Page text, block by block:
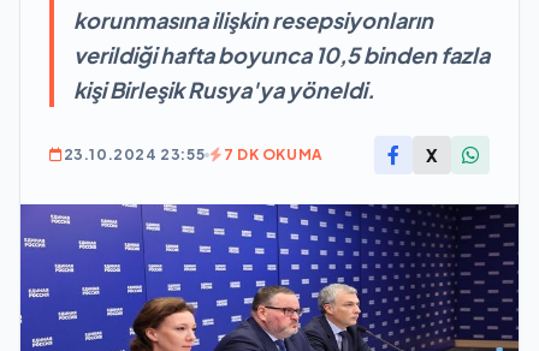
korunmasına ilişkin resepsiyonların
verildiği hafta boyunca 10,5 binden fazla
kişi Birleşik Rusya'ya yöneldi.
23.10.2024 23:55 7 DK OKUMA X